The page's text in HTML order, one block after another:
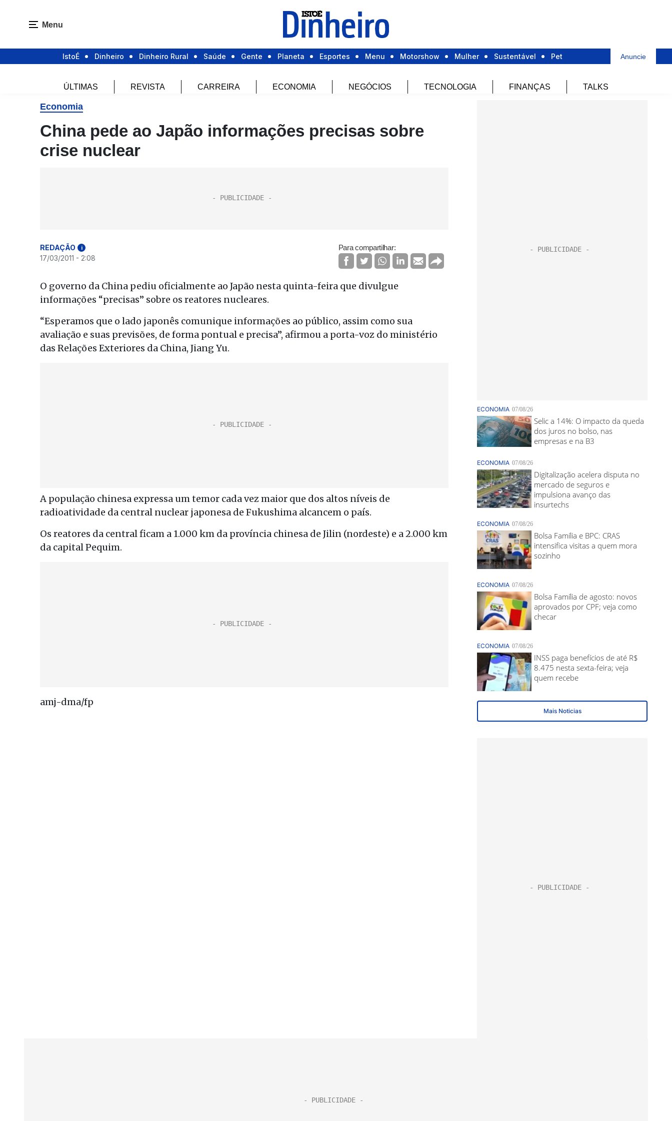
Menu
IstoÉ Dinheiro Dinheiro Rural Saúde Gente Planeta Esportes Menu Motorshow Mulher Sustentável Pet Anuncie
ÚLTIMAS REVISTA CARREIRA ECONOMIA NEGÓCIOS TECNOLOGIA FINANÇAS TALKS
Economia
China pede ao Japão informações precisas sobre
crise nuclear
REDAÇÃO i
17/03/2011 - 2:08
Para compartilhar:
O governo da China pediu oficialmente ao Japão nesta quinta-feira que divulgue
informações “precisas” sobre os reatores nucleares.
“Esperamos que o lado japonês comunique informações ao público, assim como sua
avaliação e suas previsões, de forma pontual e precisa”, afirmou a porta-voz do ministério
das Relações Exteriores da China, Jiang Yu.
A população chinesa expressa um temor cada vez maior que dos altos níveis de
radioatividade da central nuclear japonesa de Fukushima alcancem o país.
Os reatores da central ficam a 1.000 km da província chinesa de Jilin (nordeste) e a 2.000 km
da capital Pequim.
amj-dma/fp